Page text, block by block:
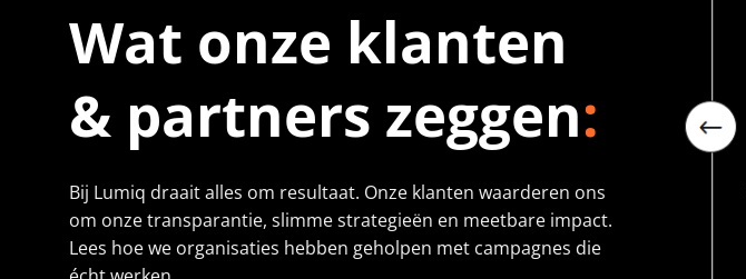
Wat onze klanten
& partners zeggen:
Bij Lumiq draait alles om resultaat. Onze klanten waarderen ons
om onze transparantie, slimme strategieën en meetbare impact.
Lees hoe we organisaties hebben geholpen met campagnes die
natuurlijke en doeltreffende manier wordt overgebracht. De resultaten
spreken voor zich. We zijn zeer tevreden met de impact en het bereik dat we
dankzij Lumiq realiseren.”